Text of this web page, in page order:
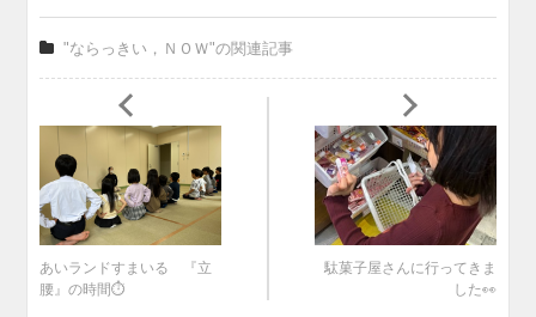
"ならっきい，ＮＯＷ"の関連記事
あいランドすまいる 『立
腰』の時間⏱
駄菓子屋さんに行ってきま
した👀